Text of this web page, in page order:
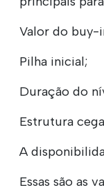
Valor do buy-
Pilha inicial;
Duração do
Estrutura
A
Essas são as